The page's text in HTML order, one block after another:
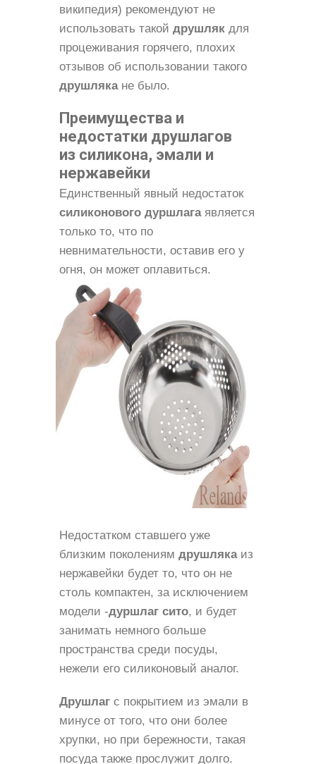
википедия) рекомендуют не
использовать такой друшляк для
процеживания горячего, плохих
отзывов об использовании такого
друшлякане было.
Преимущества и
недостатки друшлагов
из силикона, эмали и
нержавейки
Единственный явный недостаток
силиконового дуршлагаявляется
только то, что по
невнимательности, оставив его у
огня, он может оплавиться.
Недостатком ставшего уже
близким поколениям друшлякаиз
нержавейки будет то, что он не
столь компактен, за исключением
модели -дуршлаг сито, и будет
занимать немного больше
пространства среди посуды,
нежели его силиконовый аналог.
Друшлаг с покрытием из эмали в
минусе от того, что они более
хрупки, но при бережности, такая
посуда также прослужит долго.